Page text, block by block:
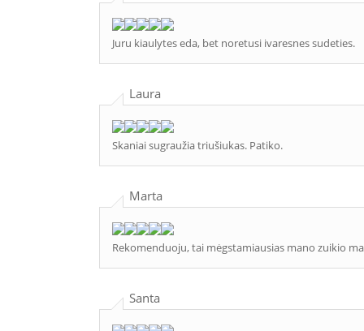
Juru kiaulytes eda, bet noretusi ivaresnes sudeties.
Laura
Skaniai sugraužia triušiukas. Patiko.
Marta
Rekomenduoju, tai mėgstamiausias mano zuikio
Santa